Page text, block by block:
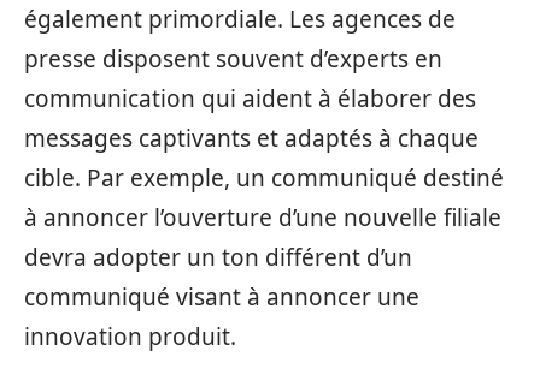
également primordiale. Les agences de
presse disposent souvent d’experts en
communication qui aident à élaborer des
messages captivants et adaptés à chaque
cible. Par exemple, un communiqué destiné
à annoncer l’ouverture d’une nouvelle filiale
devra adopter un ton différent d’un
communiqué visant à annoncer une
innovation produit.